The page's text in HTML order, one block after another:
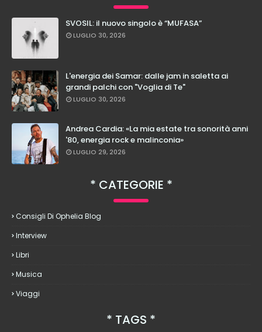
SVOSIL: il nuovo singolo è “MUFASA”
LUGLIO 30, 2026
L'energia dei Samar: dalle jam in saletta ai
grandi palchi con "Voglia di Te"
LUGLIO 30, 2026
Andrea Cardia: «La mia estate tra sonorità anni
'80, energia rock e malinconia»
LUGLIO 29, 2026
CATEGORIE
Consigli Di Ophelia Blog
Interview
Libri
Musica
Viaggi
TAGS